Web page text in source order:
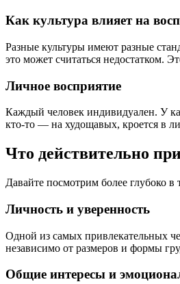
Как культура влияет на
Разные культуры имеют разные
это может считаться недостатком.
Личное восприятие
Каждый человек индивидуален. У
кто-то — на худощавых, кроется в
Что действительно
Давайте посмотрим более глубоко
Личность и уверенность
Одной из самых привлекательных
независимо от размеров и формы
Общие интересы и